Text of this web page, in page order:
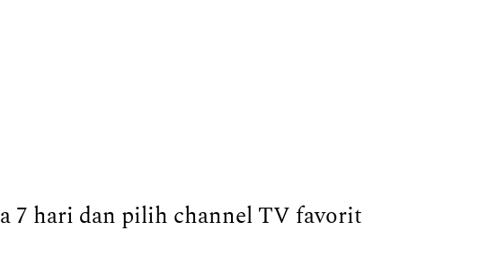
7 hari dan pilih channel TV favorit